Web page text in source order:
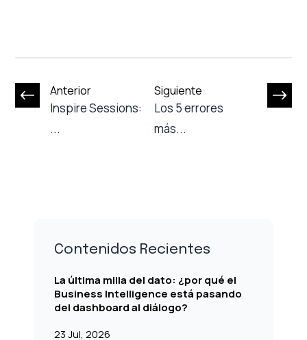
Anterior
Inspire Sessions:
...
Siguiente
Los 5 errores
más...
Contenidos Recientes
La última milla del dato: ¿por qué el
Business Intelligence está pasando
del dashboard al diálogo?
23 Jul, 2026